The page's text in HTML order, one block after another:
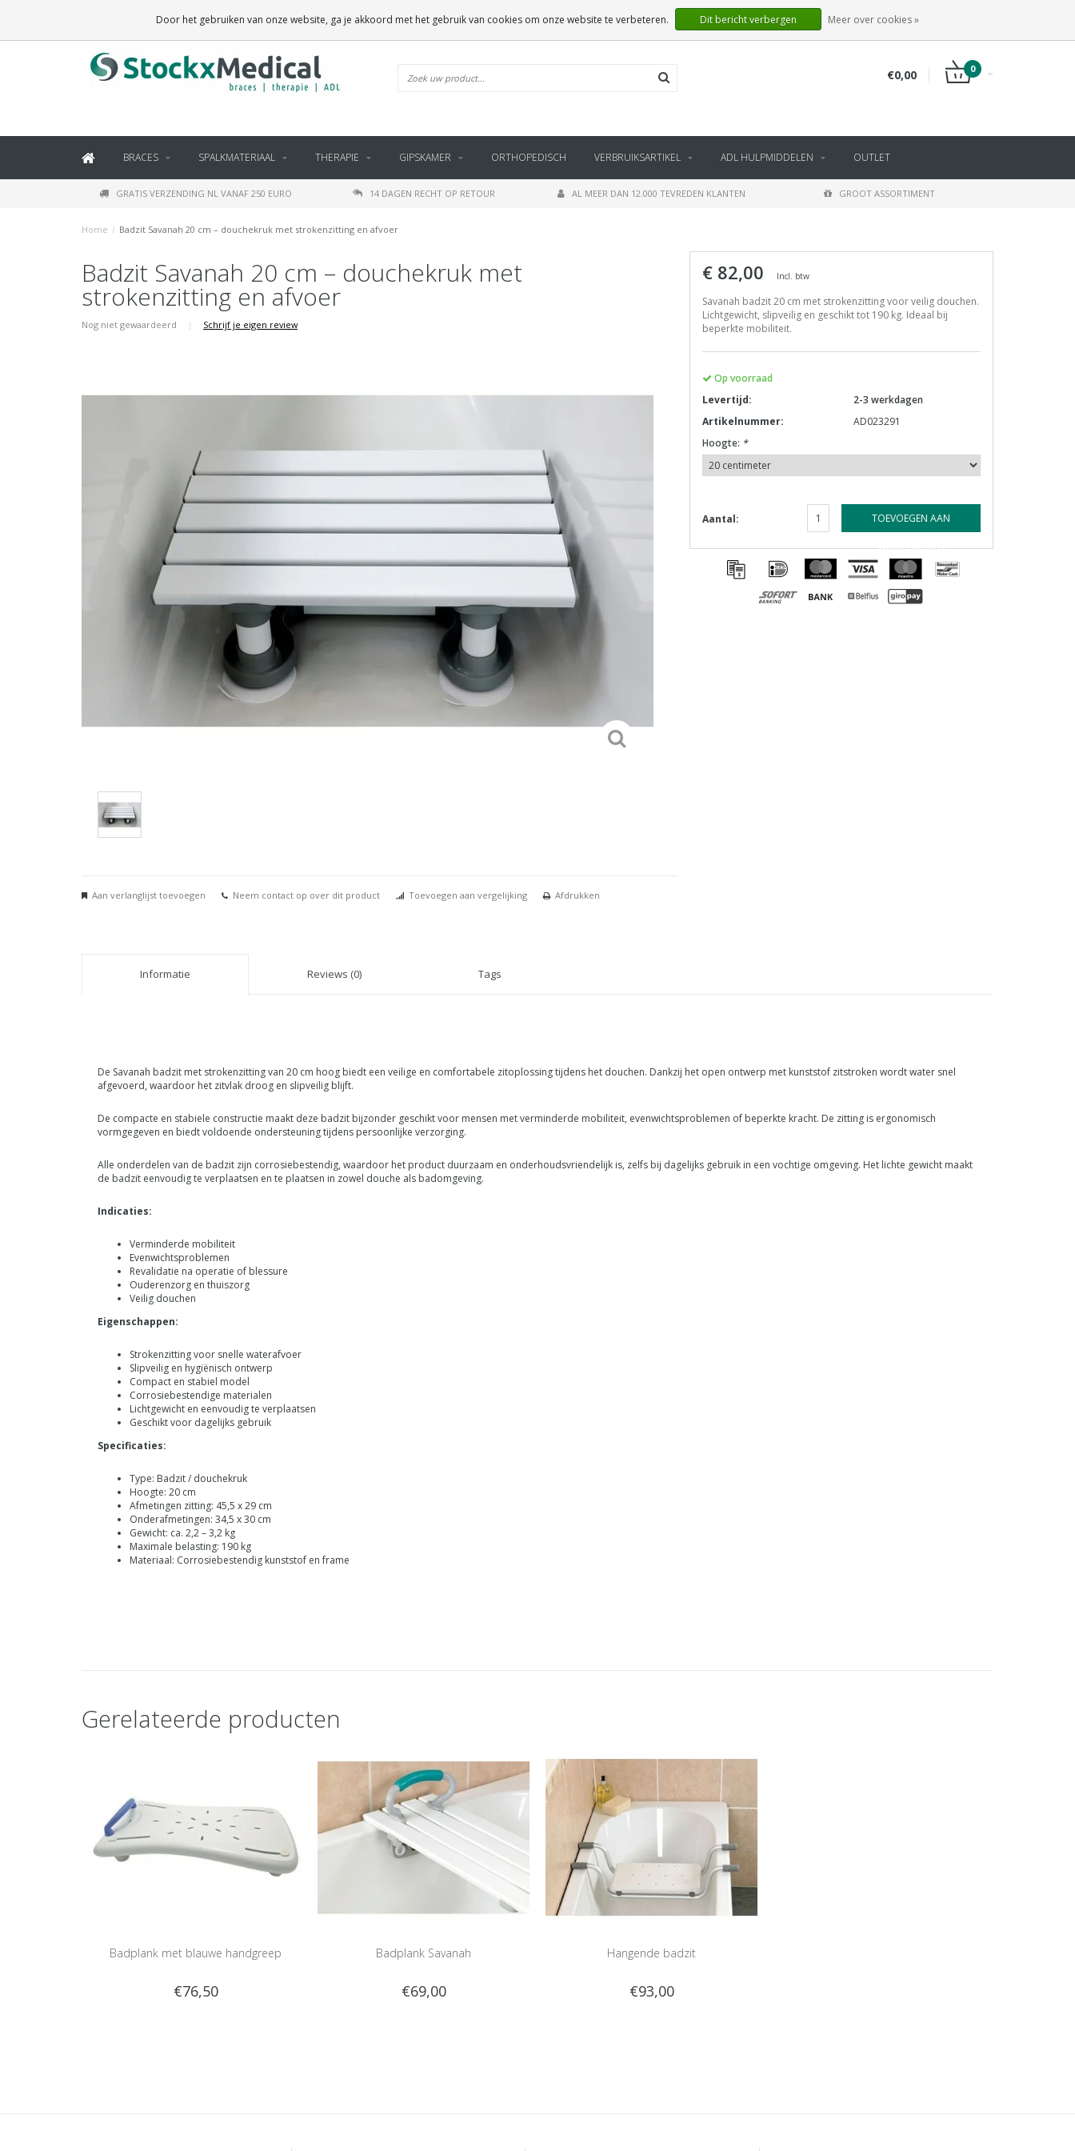
INLOGGEN
NL
€0,00 0
BRACES SPALKMATERIAAL THERAPIE GIPSKAMER ORTHOPEDISCH VERBRUIKSARTIKEL ADL HULPMIDDELEN OUTLET
GRATIS VERZENDING NL VANAF 250 EURO 14 DAGEN RECHT OP RETOUR AL MEER DAN 12.000 TEVREDEN KLANTEN GROOT ASSORTIMENT
Home / Badzit Savanah 20 cm – douchekruk met strokenzitting en afvoer
Badzit Savanah 20 cm – douchekruk met
strokenzitting en afvoer
Nog niet gewaardeerd | Schrijf je eigen review
Aan verlanglijst toevoegen Neem contact op over dit product Toevoegen aan vergelijking Afdrukken
€ 82,00 Incl. btw
Savanah badzit 20 cm met strokenzitting voor veilig douchen.
Lichtgewicht, slipveilig en geschikt tot 190 kg. Ideaal bij
beperkte mobiliteit.
Op voorraad
Levertijd:
2-3 werkdagen
Artikelnummer:
AD023291
Hoogte: *
Aantal: TOEVOEGEN AAN
WINKELWAGEN
Informatie Reviews (0) Tags
De Savanah badzit met strokenzitting van 20 cm hoog biedt een veilige en comfortabele zitoplossing tijdens het douchen. Dankzij het open ontwerp met kunststof zitstroken wordt water snel
afgevoerd, waardoor het zitvlak droog en slipveilig blijft.
De compacte en stabiele constructie maakt deze badzit bijzonder geschikt voor mensen met verminderde mobiliteit, evenwichtsproblemen of beperkte kracht. De zitting is ergonomisch
vormgegeven en biedt voldoende ondersteuning tijdens persoonlijke verzorging.
Alle onderdelen van de badzit zijn corrosiebestendig, waardoor het product duurzaam en onderhoudsvriendelijk is, zelfs bij dagelijks gebruik in een vochtige omgeving. Het lichte gewicht maakt
de badzit eenvoudig te verplaatsen en te plaatsen in zowel douche als badomgeving.
Indicaties:
Verminderde mobiliteit
Evenwichtsproblemen
Revalidatie na operatie of blessure
Ouderenzorg en thuiszorg
Veilig douchen
Eigenschappen:
Strokenzitting voor snelle waterafvoer
Slipveilig en hygiënisch ontwerp
Compact en stabiel model
Corrosiebestendige materialen
Lichtgewicht en eenvoudig te verplaatsen
Geschikt voor dagelijks gebruik
Specificaties:
Type: Badzit / douchekruk
Hoogte: 20 cm
Afmetingen zitting: 45,5 x 29 cm
Onderafmetingen: 34,5 x 30 cm
Gewicht: ca. 2,2 – 3,2 kg
Maximale belasting: 190 kg
Materiaal: Corrosiebestendig kunststof en frame
Gerelateerde producten
Badplank met blauwe handgreep
€76,50
Badplank Savanah
€69,00
Hangende badzit
€93,00
Door het gebruiken van onze website, ga je akkoord met het gebruik van cookies om onze website te verbeteren. Dit bericht verbergen Meer over cookies »